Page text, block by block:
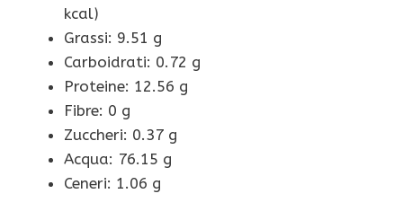
kcal)
Grassi: 9.51 g
Carboidrati: 0.72 g
Proteine: 12.56 g
Fibre: 0 g
Zuccheri: 0.37 g
Acqua: 76.15 g
Ceneri: 1.06 g